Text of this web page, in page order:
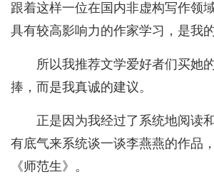
跟着这样一位在国内非虚构写作领
具有较高影响力的作家学习，是我的
所以我推荐文学爱好者们买她
捧，而是我真诚的建议。
正是因为我经过了系统地阅读
有底气来系统谈一谈李燕燕的作品
《师范生》。